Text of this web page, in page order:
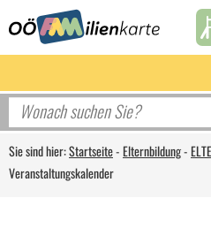
Sie sind hier:Startseite-Elternbildung-
Veranstaltungskalender